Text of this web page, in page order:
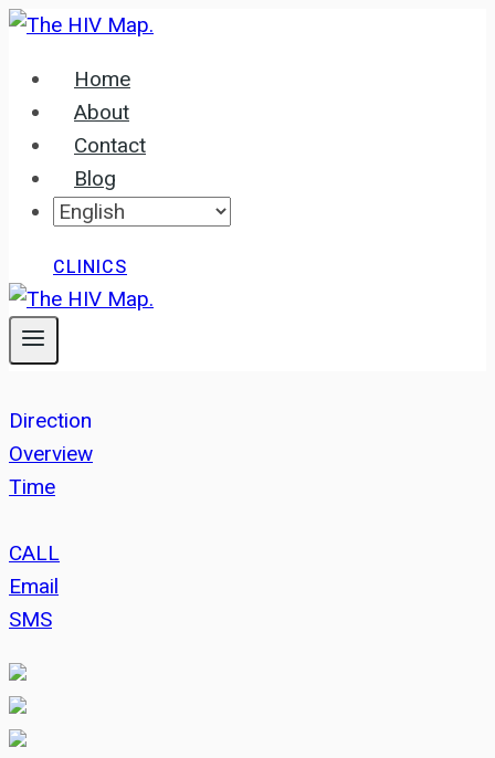
Skip
contentHome
About
Contact
Blog
CLINICS
Direction
Overview
Time
CALL
Email
SMS